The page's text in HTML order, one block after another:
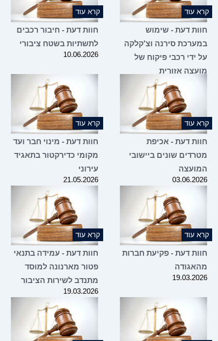
קרא עוד
חוות דעת - שימוש
במערכת סירנה וצ'קלקה
על ידי רכבי פיקוח של
מועצה אזורית
קרא עוד
חוות דעת - חיבור רכבים
לתשתיות בשטח ציבורי
10.06.2026
קרא עוד
חוות דעת - אכיפת
מטרדים שונים ביישובי
המועצה
03.06.2026
קרא עוד
חוות דעת - מינוי חבר ועד
מקומי כדירקטור בתאגיד
עירוני
21.05.2026
קרא עוד
חוות דעת - פקיעת חברות
מהאגודה
19.03.2026
קרא עוד
חוות דעת - עמידה בתנאי
פטור מארנונה למוסד
מתנדב לשירות הציבור
19.03.2026